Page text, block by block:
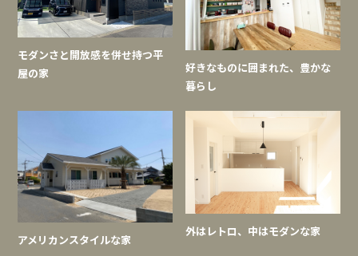
モダンさと開放感を併せ持つ平
屋の家
好きなものに囲まれた、豊かな
暮らし
アメリカンスタイルな家
外はレトロ、中はモダンな家